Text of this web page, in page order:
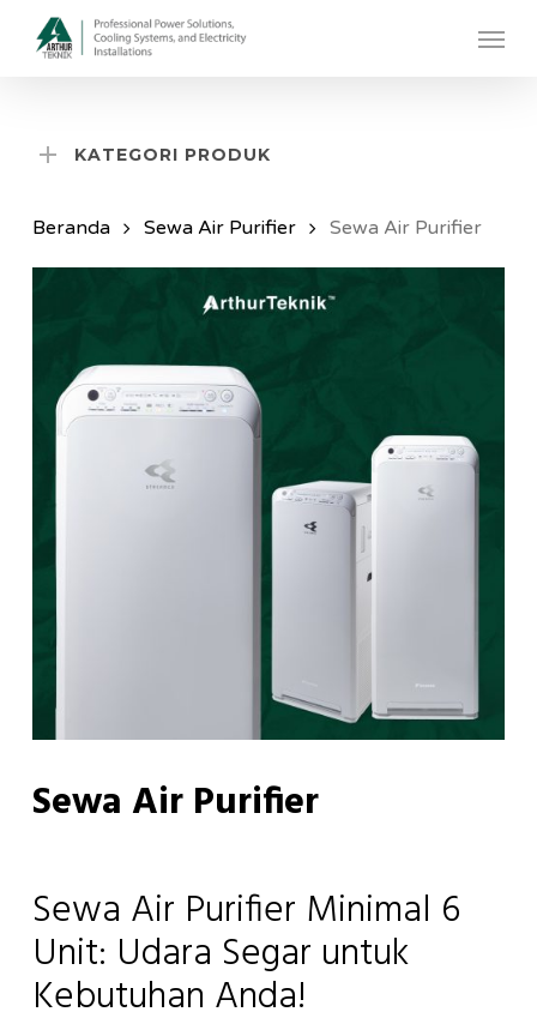
Menu
KATEGORI PRODUK
Beranda Sewa Air Purifier Sewa Air Purifier
Sewa Air Purifier
Sewa Air Purifier Minimal 6
Unit: Udara Segar untuk
Kebutuhan Anda!